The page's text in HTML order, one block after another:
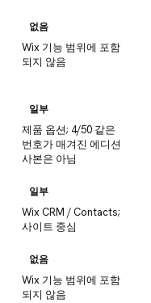
없음
Wix 기능 범위에 포함
되지 않음
일부
제품 옵션; 4/50 같은
번호가 매겨진 에디션
사본은 아님
일부
Wix CRM / Contacts;
사이트 중심
없음
Wix 기능 범위에 포함
되지 않음